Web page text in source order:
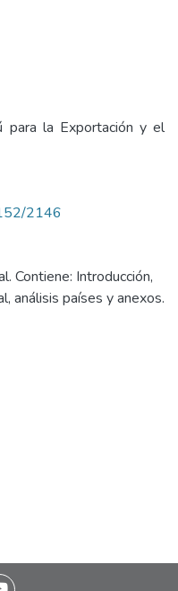
para la Exportación y el
2146
Contiene: Introducción,
análisis países y anexos.